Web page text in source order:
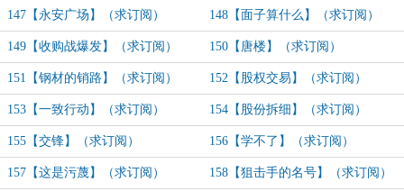
147【永安广场】（求订阅） 148【面子算什么】（求订阅）
149【收购战爆发】（求订阅） 150【唐楼】（求订阅）
151【钢材的销路】（求订阅） 152【股权交易】（求订阅）
153【一致行动】（求订阅） 154【股份拆细】（求订阅）
155【交锋】（求订阅） 156【学不了】（求订阅）
157【这是污蔑】（求订阅） 158【狙击手的名号】（求订阅）